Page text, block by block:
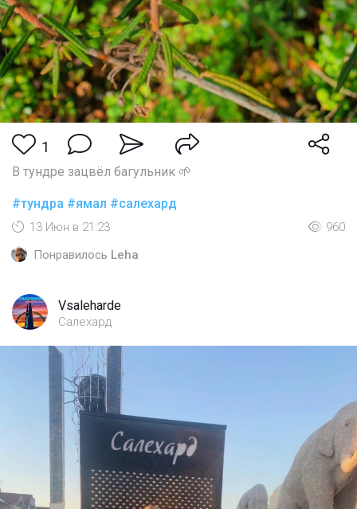
1
В тундре зацвёл багульник 🌱
#тундра #ямал #салехард
13 Июн в 21:23
960
Понравилось Leha
Vsaleharde
Салехард